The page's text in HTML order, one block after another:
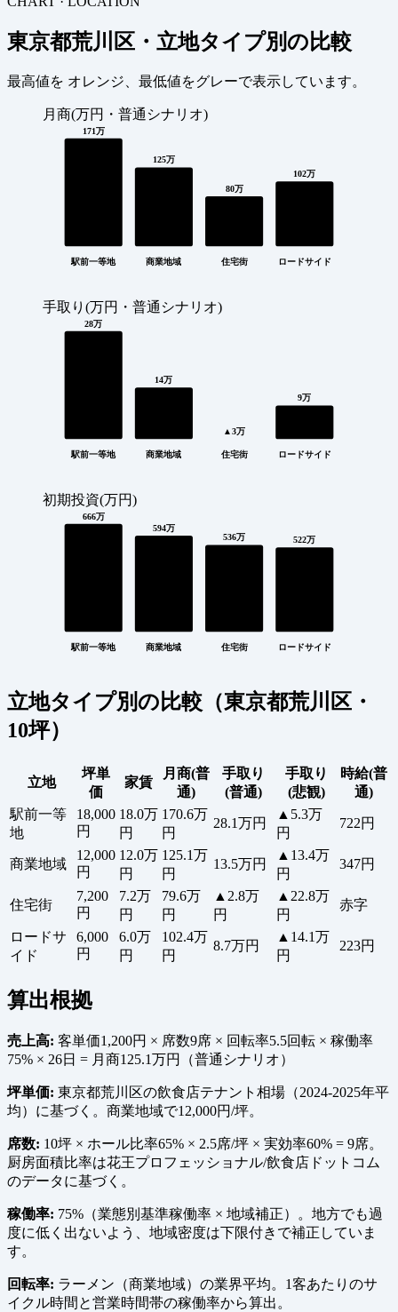
東京都荒川区・立地タイプ別の比較
最高値を オレンジ、最低値をグレーで表示しています。
月商(万円・普通シナリオ)
171万
駅前一等地
125万
商業地域
80万
住宅街
102万
ロードサイド
手取り(万円・普通シナリオ)
28万
駅前一等地
14万
商業地域
▲3万
住宅街
9万
ロードサイド
初期投資(万円)
666万
駅前一等地
594万
商業地域
536万
住宅街
522万
ロードサイド
立地タイプ別の比較（東京都荒川区・
10坪）
立地
坪単
価
家賃
月商(普
通)
手取り
(普通)
手取り
(悲観)
時給(普
通)
駅前一等
地
18,000
円
18.0万
円
170.6万
円
28.1万円
▲5.3万
円
722円
商業地域
12,000
円
12.0万
円
125.1万
円
13.5万円
▲13.4万
円
347円
住宅街
7,200
円
7.2万
円
79.6万
円
▲2.8万
円
▲22.8万
円
赤字
ロードサ
イド
6,000
円
6.0万
円
102.4万
円
8.7万円
▲14.1万
円
223円
算出根拠
売上高: 客単価1,200円 × 席数9席 × 回転率5.5回転 × 稼働率
75% × 26日 = 月商125.1万円（普通シナリオ）
坪単価: 東京都荒川区の飲食店テナント相場（2024-2025年平
均）に基づく。商業地域で12,000円/坪。
席数: 10坪 × ホール比率65% × 2.5席/坪 × 実効率60% = 9席。
厨房面積比率は花王プロフェッショナル/飲食店ドットコム
のデータに基づく。
稼働率: 75%（業態別基準稼働率 × 地域補正）。地方でも過
度に低く出ないよう、地域密度は下限付きで補正していま
す。
回転率: ラーメン（商業地域）の業界平均。1客あたりのサ
イクル時間と営業時間帯の稼働率から算出。